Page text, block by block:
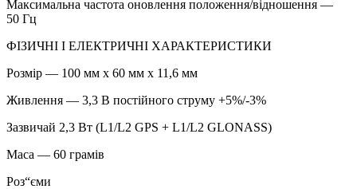
Максимальна частота оновлення положення/відношення —
50 Гц
ФІЗИЧНІ І ЕЛЕКТРИЧНІ ХАРАКТЕРИСТИКИ
Розмір — 100 мм х 60 мм х 11,6 мм
Живлення — 3,3 В постійного струму +5%/-3%
Зазвичай 2,3 Вт (L1/L2 GPS + L1/L2 GLONASS)
Маса — 60 грамів
Роз“єми